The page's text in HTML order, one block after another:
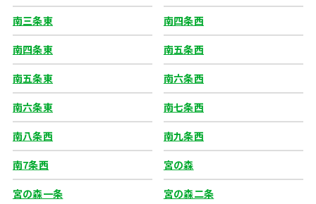
南三条東 南四条西
南四条東 南五条西
南五条東 南六条西
南六条東 南七条西
南八条西 南九条西
南7条西 宮の森
宮の森一条 宮の森二条